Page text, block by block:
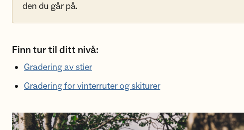
den du går på.
Finn tur til ditt nivå:
Gradering av stier
Gradering for vinterruter og skiturer